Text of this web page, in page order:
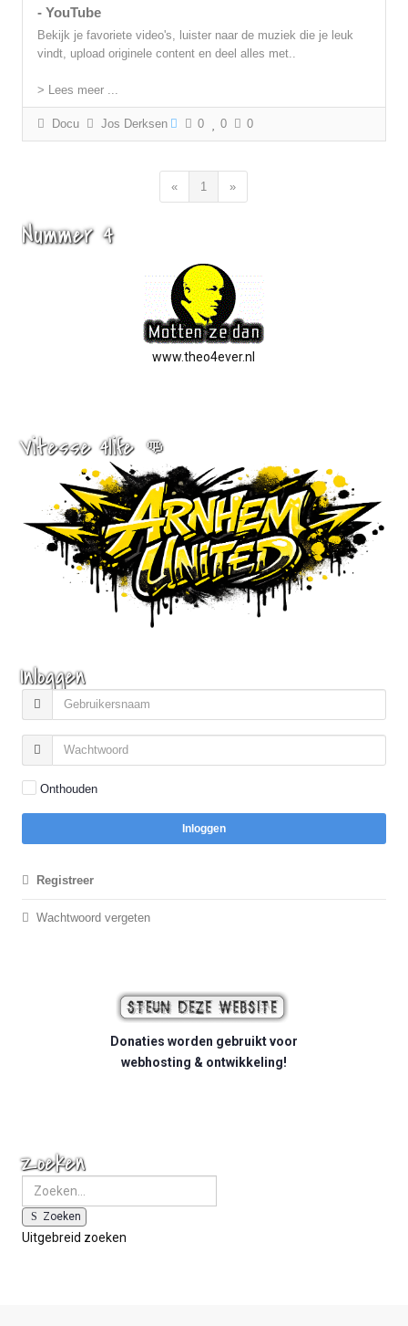
- YouTube
Bekijk je favoriete video's, luister naar de muziek die je leuk
vindt, upload originele content en deel alles met..
> Lees meer ...
Docu Jos Derksen 0 0 0
« 1 »
Nummer 4
www.theo4ever.nl
Vitesse 4life 👊
Inloggen
Onthouden
Inloggen
Registreer
Wachtwoord vergeten
Donaties worden gebruikt voor
webhosting & ontwikkeling!
Zoeken
Zoeken
Uitgebreid zoeken